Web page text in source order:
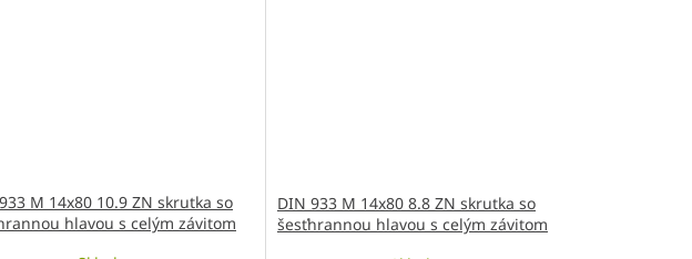
M 14x80 10.9 ZN skrutka so
hlavou s celým závitom
DIN 933 M 14x80 8.8 ZN skrutka so
šesťhrannou hlavou s celým závitom